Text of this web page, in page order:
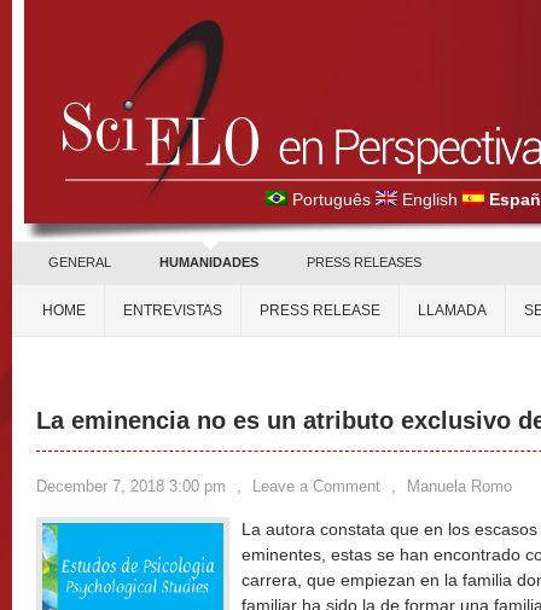
Português English
GENERAL HUMANIDADES PRESS RELEASES
HOME ENTREVISTAS PRESS RELEASE LLAMADA
La eminencia no es un atributo exclusivo
December 7, 2018 3:00 pm , Leave a Comment , Manuela Romo
La autora constata que en los
eminentes, estas se han encontrado
carrera, que empiezan en la familia
familiar ha sido la de formar una